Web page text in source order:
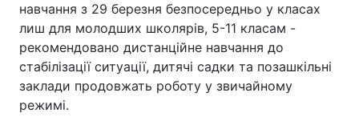
навчання з 29 березня безпосередньо у класах
лиш для молодших школярів, 5-11 класам -
рекомендовано дистанційне навчання до
стабілізації ситуації, дитячі садки та позашкільні
заклади продовжать роботу у звичайному
режимі.